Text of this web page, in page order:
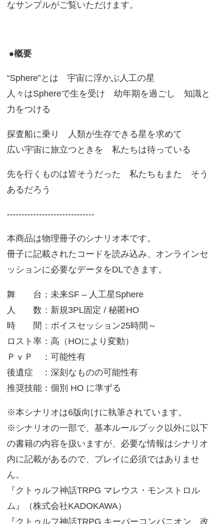
なサンプルがご覧いただけます。
●概要
“Sphere”とは 宇宙に浮かぶ人工の星
人々はSphereで生を受け 幼年期を過ごし 知識と
力をつける
探査船に乗り 人類が生存できる星を求めて
広い宇宙に旅立つときを 私たちは待っている
先を行くものは皆そうだった 私たちもまた そう
あるだろう
------------------------------
本商品は物理冊子のシナリオ本です。
冊子に記載されたコードを読み込み、オンラインセ
ッションに必要なデータをDLできます。
舞 台：未来SF – 人工星Sphere
人 数：新規3PL固定 / 秘匿HO
時 間：ボイスセッション25時間～
ロスト率：高（HOにより変動）
ＰｖＰ ：可能性有
後遺症 ：深刻なものの可能性有
推奨技能：個別 HO に準ずる
※本シナリオは6版向けに執筆されています。
※シナリオの一部で、基本ルールブック以外に以下
の書籍の内容を扱いますが、必要な情報はシナリオ
内に記載があるので、プレイに必須ではありませ
ん。
『クトゥルフ神話TRPG マレウス・モンストロル
ム』（株式会社KADOKAWA）
『クトゥルフ神話TRPG キーパーコンパニオン 改